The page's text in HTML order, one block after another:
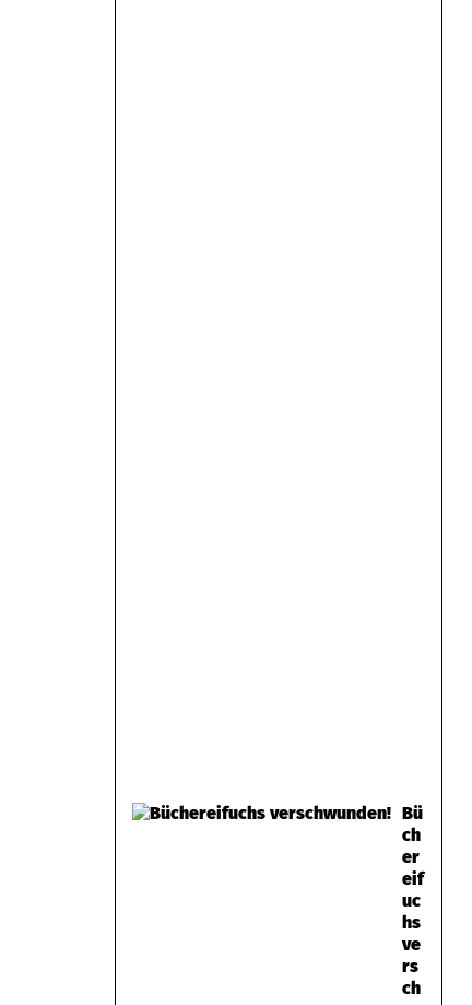
Bü
ch
er
eif
uc
hs
ve
rs
ch